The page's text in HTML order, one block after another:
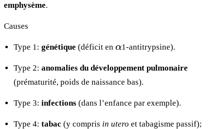
emphysème.
Causes
Type 1: génétique (déficit en \alpha
α1-antitrypsine).
Type 2: anomalies du développement pulmonaire
(prématurité, poids de naissance bas).
Type 3: infections (dans l’enfance par exemple).
Type 4: tabac (y compris in utero et tabagisme passif);